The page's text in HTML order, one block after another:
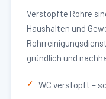
Verstopfte Rohre
Haushalten und
gründlich und
WC verstopft –